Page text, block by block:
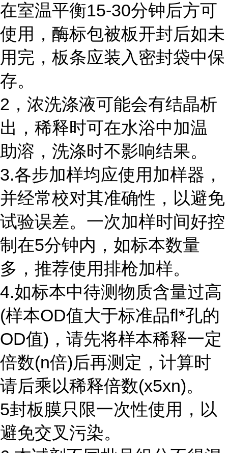
在室温平衡15-30分钟后方可
使用，酶标包被板开封后如未
用完，板条应装入密封袋中保
存。
2，浓洗涤液可能会有结晶析
出，稀释时可在水浴中加温
助溶，洗涤时不影响结果。
3.各步加样均应使用加样器，
并经常校对其准确性，以避免
试验误差。一次加样时间好控
制在5分钟内，如标本数量
多，推荐使用排枪加样。
4.如标本中待测物质含量过高
(样本OD值大于标准品fl*孔的
OD值)，请先将样本稀释一定
倍数(n倍)后再测定，计算时
请后乘以稀释倍数(x5xn)。
5封板膜只限一次性使用，以
避免交叉污染。